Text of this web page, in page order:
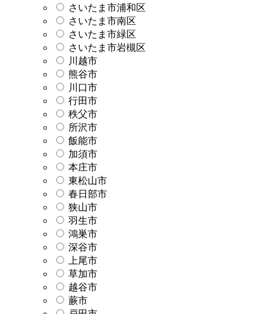
さいたま市浦和区
さいたま市南区
さいたま市緑区
さいたま市岩槻区
川越市
熊谷市
川口市
行田市
秩父市
所沢市
飯能市
加須市
本庄市
東松山市
春日部市
狭山市
羽生市
鴻巣市
深谷市
上尾市
草加市
越谷市
蕨市